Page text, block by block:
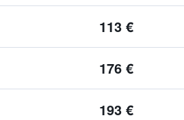
113 €
176 €
193 €